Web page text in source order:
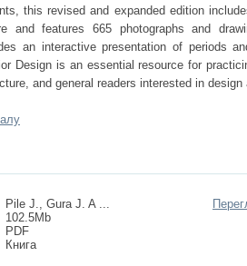
this revised and expanded edition
and features 665 photographs and
an interactive presentation of periods
Design is an essential resource for
and general readers interested in
Pile J., Gura J. A ...
102.5Mb
PDF
Книга